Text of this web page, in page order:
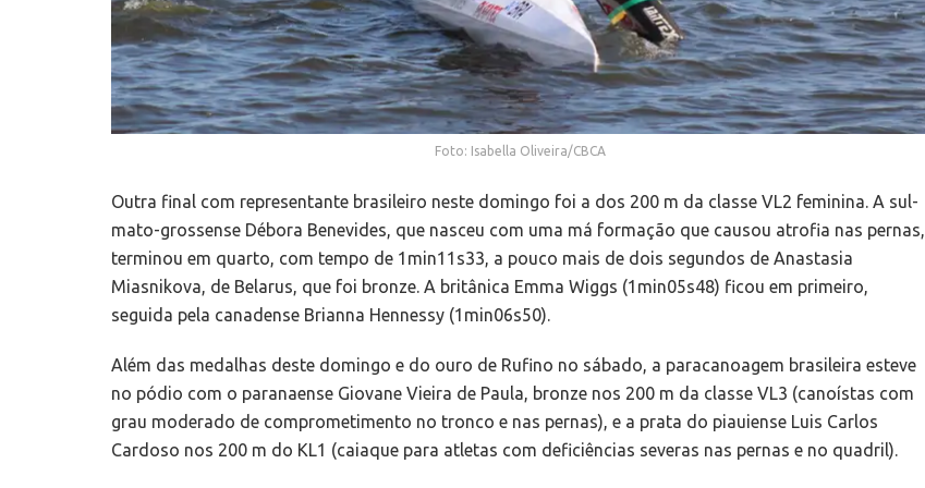
Foto: Isabella Oliveira/CBCA
Outra final com representante brasileiro neste domingo foi a dos 200 m da classe VL2 feminina. A sul-
mato-grossense Débora Benevides, que nasceu com uma má formação que causou atrofia nas pernas,
terminou em quarto, com tempo de 1min11s33, a pouco mais de dois segundos de Anastasia
Miasnikova, de Belarus, que foi bronze. A britânica Emma Wiggs (1min05s48) ficou em primeiro,
seguida pela canadense Brianna Hennessy (1min06s50).
Além das medalhas deste domingo e do ouro de Rufino no sábado, a paracanoagem brasileira esteve
no pódio com o paranaense Giovane Vieira de Paula, bronze nos 200 m da classe VL3 (canoístas com
grau moderado de comprometimento no tronco e nas pernas), e a prata do piauiense Luis Carlos
Cardoso nos 200 m do KL1 (caiaque para atletas com deficiências severas nas pernas e no quadril).